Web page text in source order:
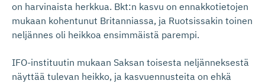
on harvinaista herkkua. Bkt:n kasvu on ennakkotietojen
mukaan kohentunut Britanniassa, ja Ruotsissakin toinen
neljännes oli heikkoa ensimmäistä parempi.
IFO-instituutin mukaan Saksan toisesta neljänneksestä
näyttää tulevan heikko, ja kasvuennusteita on ehkä